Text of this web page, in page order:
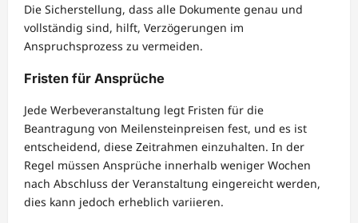
Die Sicherstellung, dass alle Dokumente genau und
vollständig sind, hilft, Verzögerungen im
Anspruchsprozess zu vermeiden.
Fristen für Ansprüche
Jede Werbeveranstaltung legt Fristen für die
Beantragung von Meilensteinpreisen fest, und es ist
entscheidend, diese Zeitrahmen einzuhalten. In der
Regel müssen Ansprüche innerhalb weniger Wochen
nach Abschluss der Veranstaltung eingereicht werden,
dies kann jedoch erheblich variieren.